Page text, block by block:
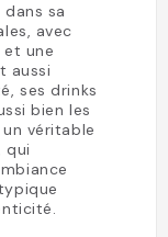
sa
avec
et une
aussi
ses drinks
bien les
véritable
qui